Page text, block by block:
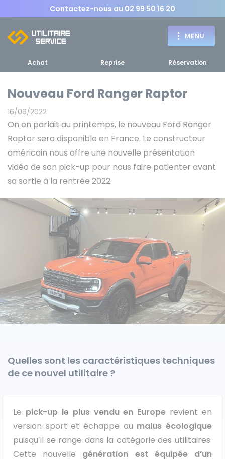
Contactez-nous au 02 99 50 16 20
MENU
RETOUR
MENU
Achat
d'un utilitaire
Fourgons Camionnettes
spécifiques
Caisses grands volumes Frigorifiques
Citroën
Fiat
RETOUR MENU
Achat Reprise Réservation
Nouveau Ford Ranger Raptor
16/06/2022
On en parlait au printemps, le nouveau Ford Ranger
Raptor sera disponible en France. Le constructeur
américain nous offre une nouvelle présentation
vidéo de son pick-up pour nous faire patienter avant
sa sortie à la rentrée 2022.
Quelles sont les caractéristiques techniques
de ce nouvel utilitaire ?
Le pick-up le plus vendu en Europe revient en
version sport et échappe au malus écologique
puisqu’il se range dans la catégorie des utilitaires.
Cette nouvelle génération est équipée d’un